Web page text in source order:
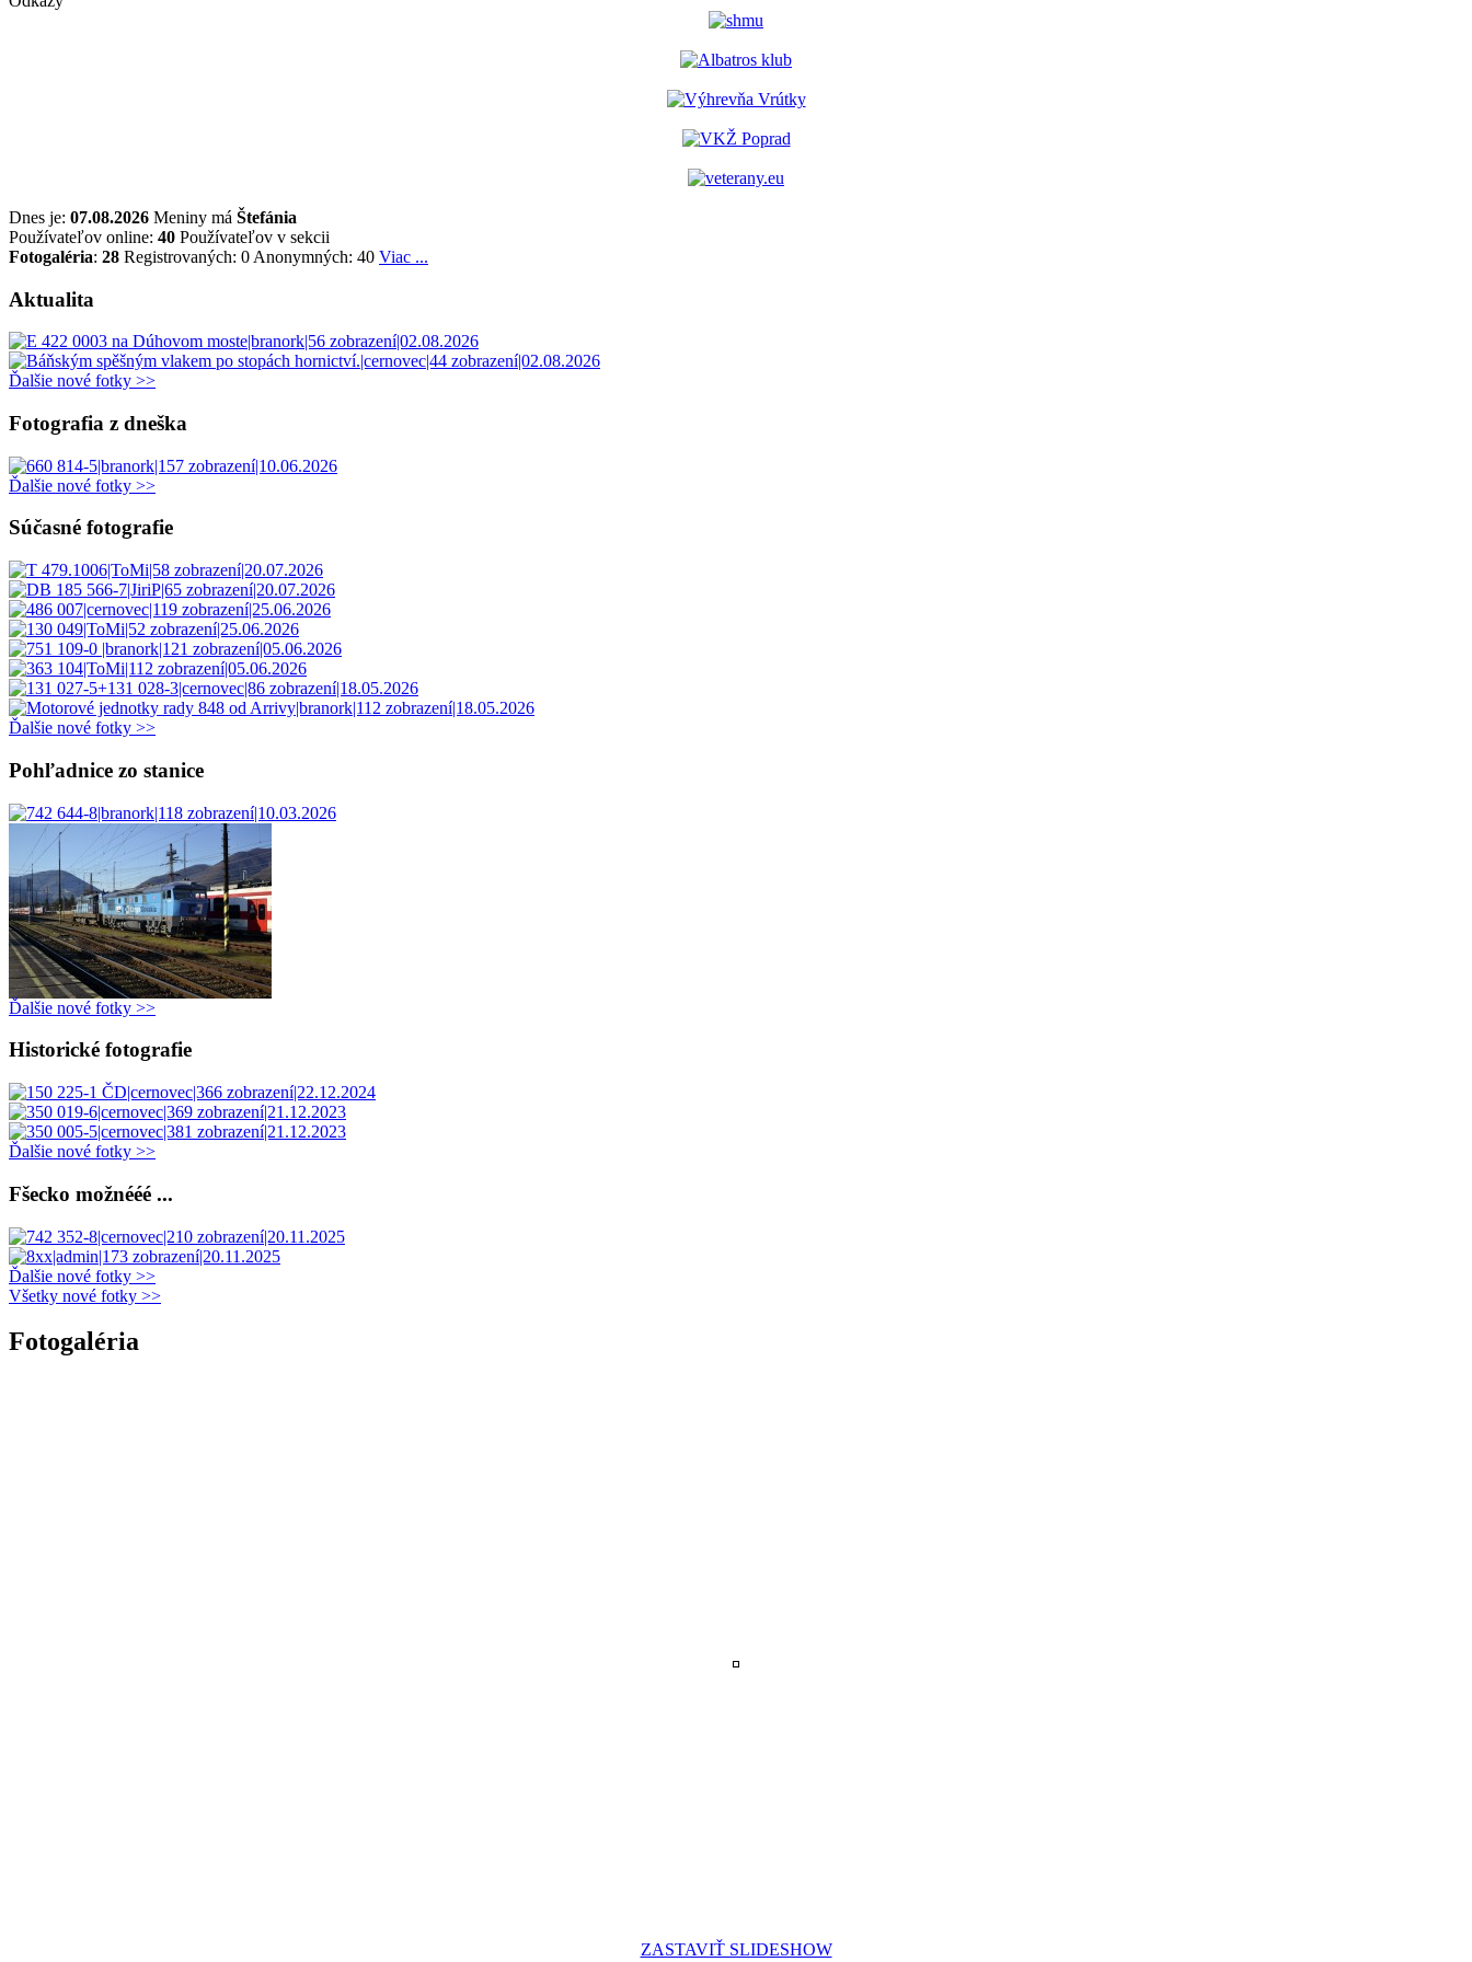
Dnes je: 07.08.2026 Meniny má Štefánia
Používateľov online: 40 Používateľov v sekcii
Fotogaléria: 28 Registrovaných: 0 Anonymných: 40 Viac ...
Aktualita
Ďalšie nové fotky >>
Fotografia z dneška
Ďalšie nové fotky >>
Súčasné fotografie
Ďalšie nové fotky >>
Pohľadnice zo stanice
Ďalšie nové fotky >>
Historické fotografie
Ďalšie nové fotky >>
Fšecko možnééé ...
Ďalšie nové fotky >>
Všetky nové fotky >>
Fotogaléria
ZASTAVIŤ SLIDESHOW